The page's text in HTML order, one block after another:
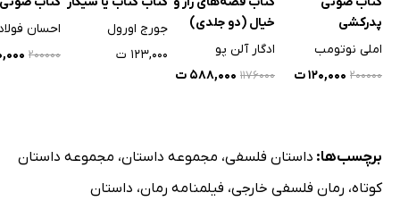
پدرکشی
املی نوتومب
۲۰۰۰۰۰ ۱۲۰,۰۰۰ ت
خیال (دو جلدی)
ادگار آلن پو
۱۱۷۶۰۰۰ ۵۸۸,۰۰۰ ت
جورج اورول
۱۲۳,۰۰۰ ت
احسان
۲۰۰۰۰۰
برچسب‌ها: داستان فلسفی، مجموعه داستان، مجموعه داستان
کوتاه، رمان فلسفی خارجی، فیلمنامه رمان، داستان